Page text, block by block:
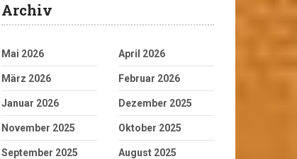
Archiv
Mai 2026 April 2026
März 2026 Februar 2026
Januar 2026 Dezember 2025
November 2025 Oktober 2025
September 2025 August 2025